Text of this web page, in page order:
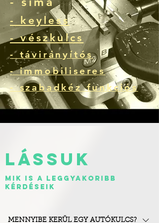
- keyless
- vészkulcs
- távirányítós
- immobiliseres
- szabadkéz funkciós
LÁSSUK
MIK IS A LEGGYAKORIBB
KÉRDÉSEIK
MENNYIBE KERÜL EGY AUTÓKULCS?